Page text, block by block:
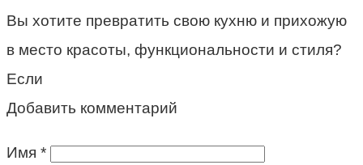
Вы хотите превратить свою кухню и прихожую
в место красоты, функциональности и стиля?
Если
Добавить комментарий
Имя *